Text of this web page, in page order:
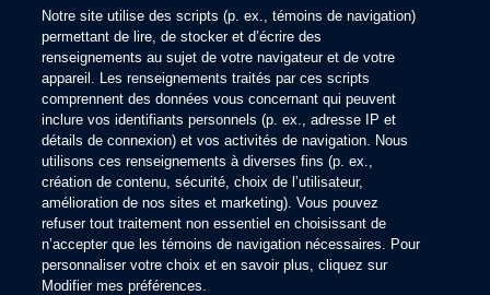
Rehaussez votre
expérience de conduite
Services connectés
Ford
Notre site utilise des scripts (p. ex., témoins de navigation)
permettant de lire, de stocker et d’écrire des
renseignements au sujet de votre navigateur et de votre
appareil. Les renseignements traités par ces scripts
comprennent des données vous concernant qui peuvent
inclure vos identifiants personnels (p. ex., adresse IP et
détails de connexion) et vos activités de navigation. Nous
utilisons ces renseignements à diverses fins (p. ex.,
création de contenu, sécurité, choix de l’utilisateur,
amélioration de nos sites et marketing). Vous pouvez
refuser tout traitement non essentiel en choisissant de
n’accepter que les témoins de navigation nécessaires. Pour
personnaliser votre choix et en savoir plus, cliquez sur
Modifier mes préférences.